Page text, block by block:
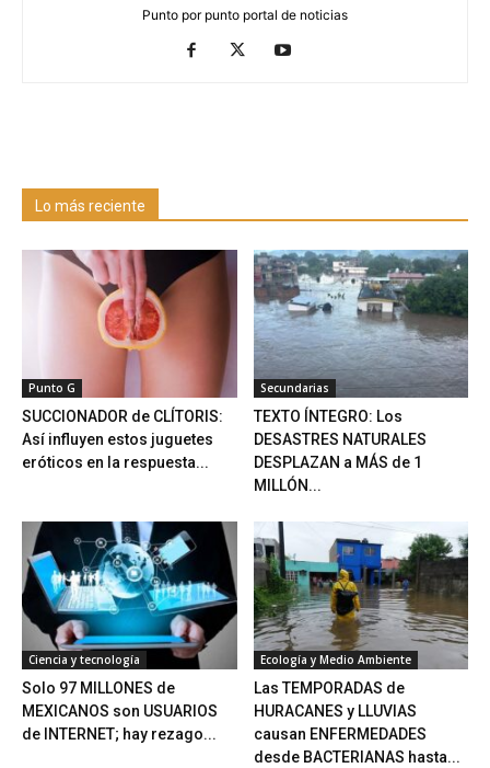
Punto por punto portal de noticias
Lo más reciente
Punto G
SUCCIONADOR de CLÍTORIS:
Así influyen estos juguetes
eróticos en la respuesta...
Secundarias
TEXTO ÍNTEGRO: Los
DESASTRES NATURALES
DESPLAZAN a MÁS de 1
MILLÓN...
Ciencia y tecnología
Solo 97 MILLONES de
MEXICANOS son USUARIOS
de INTERNET; hay rezago...
Ecología y Medio Ambiente
Las TEMPORADAS de
HURACANES y LLUVIAS
causan ENFERMEDADES
desde BACTERIANAS hasta...